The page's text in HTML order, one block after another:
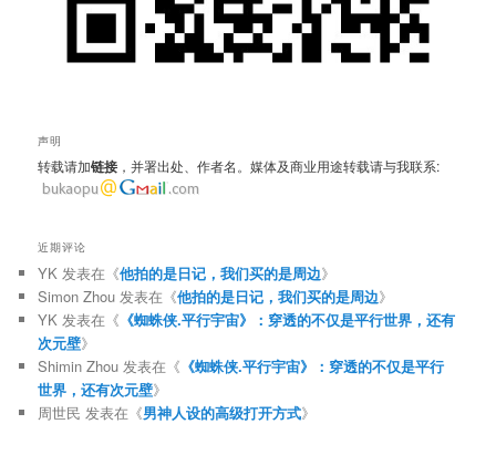
声明
转载请加链接 ，并署出处、作者名。媒体及商业用途转载请与我联系:
近期评论
YK 发表在《他拍的是日记，我们买的是周边》
Simon Zhou 发表在《他拍的是日记，我们买的是周边》
YK 发表在《 《蜘蛛侠.平行宇宙》：穿透的不仅是平行世界，还有
次元壁》
Shimin Zhou 发表在《 《蜘蛛侠.平行宇宙》：穿透的不仅是平行
世界，还有次元壁》
周世民 发表在《男神人设的高级打开方式》